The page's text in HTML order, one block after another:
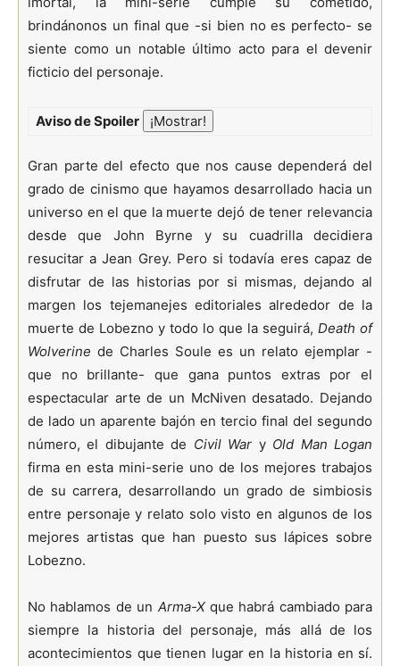
brindánonos un final que -si bien no es perfecto- se
siente como un notable último acto para el devenir
ficticio del personaje.
Aviso de Spoiler
Gran parte del efecto que nos cause dependerá del
grado de cinismo que hayamos desarrollado hacia un
universo en el que la muerte dejó de tener relevancia
desde que John Byrne y su cuadrilla decidiera
resucitar a Jean Grey. Pero si todavía eres capaz de
disfrutar de las historias por si mismas, dejando al
margen los tejemanejes editoriales alrededor de la
muerte de Lobezno y todo lo que la seguirá, Death of
Wolverine de Charles Soule es un relato ejemplar -
que no brillante- que gana puntos extras por el
espectacular arte de un McNiven desatado. Dejando
de lado un aparente bajón en tercio final del segundo
número, el dibujante de Civil War y Old Man Logan
firma en esta mini-serie uno de los mejores trabajos
de su carrera, desarrollando un grado de simbiosis
entre personaje y relato solo visto en algunos de los
mejores artistas que han puesto sus lápices sobre
Lobezno.
No hablamos de un Arma-Xque habrá cambiado para
siempre la historia del personaje, más allá de los
acontecimientos que tienen lugar en la historia en sí.